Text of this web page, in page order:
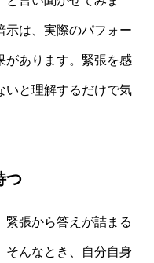
示は、実際のパフォー
があります。緊張を感
いと理解するだけで気
つ
緊張から答えが詰まる
そんなとき、自分自身